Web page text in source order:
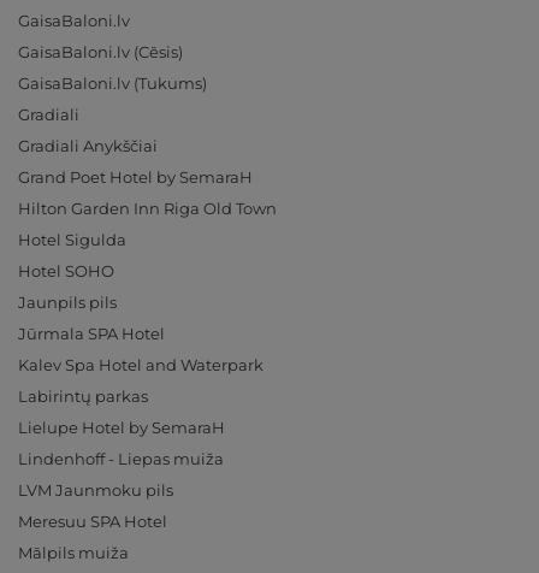
GaisaBaloni.lv
GaisaBaloni.lv (Cēsis)
GaisaBaloni.lv (Tukums)
Gradiali
Gradiali Anykščiai
Grand Poet Hotel by SemaraH
Hilton Garden Inn Riga Old Town
Hotel Sigulda
Hotel SOHO
Jaunpils pils
Jūrmala SPA Hotel
Kalev Spa Hotel and Waterpark
Labirintų parkas
Lielupe Hotel by SemaraH
Lindenhoff - Liepas muiža
LVM Jaunmoku pils
Meresuu SPA Hotel
Mālpils muiža